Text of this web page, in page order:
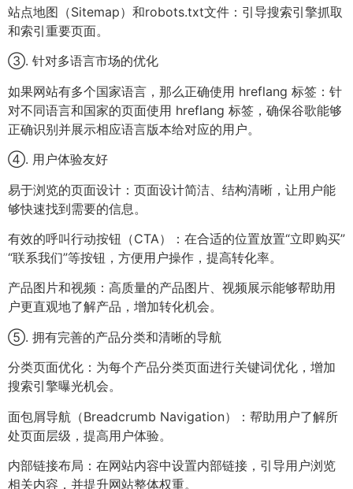
站点地图（Sitemap）和robots.txt文件：引导搜索引擎抓取
和索引重要页面。
③. 针对多语言市场的优化
如果网站有多个国家语言，那么正确使用 hreflang 标签：针
对不同语言和国家的页面使用 hreflang 标签，确保谷歌能够
正确识别并展示相应语言版本给对应的用户。
④. 用户体验友好
易于浏览的页面设计：页面设计简洁、结构清晰，让用户能
够快速找到需要的信息。
有效的呼叫行动按钮（CTA）：在合适的位置放置“立即购买”
“联系我们”等按钮，方便用户操作，提高转化率。
产品图片和视频：高质量的产品图片、视频展示能够帮助用
户更直观地了解产品，增加转化机会。
⑤. 拥有完善的产品分类和清晰的导航
分类页面优化：为每个产品分类页面进行关键词优化，增加
搜索引擎曝光机会。
面包屑导航（Breadcrumb Navigation）：帮助用户了解所
处页面层级，提高用户体验。
内部链接布局：在网站内容中设置内部链接，引导用户浏览
相关内容，并提升网站整体权重。